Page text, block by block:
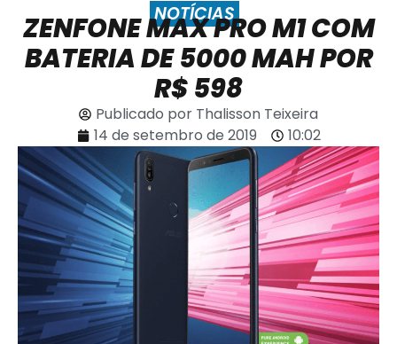
NOTÍCIAS
ZENFONE MAX PRO M1 COM
BATERIA DE 5000 MAH POR
R$ 598
Publicado por Thalisson Teixeira
14 de setembro de 2019
10:02